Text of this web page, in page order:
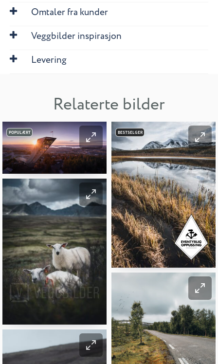
Omtaler fra kunder
Veggbilder inspirasjon
Levering
Relaterte bilder
POPULÆRT BESTSELGER